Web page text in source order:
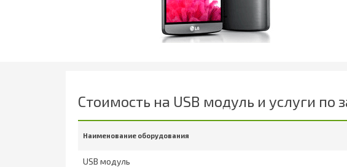
Стоимость на USB модуль и услуги по
Наименование оборудования
USB модуль